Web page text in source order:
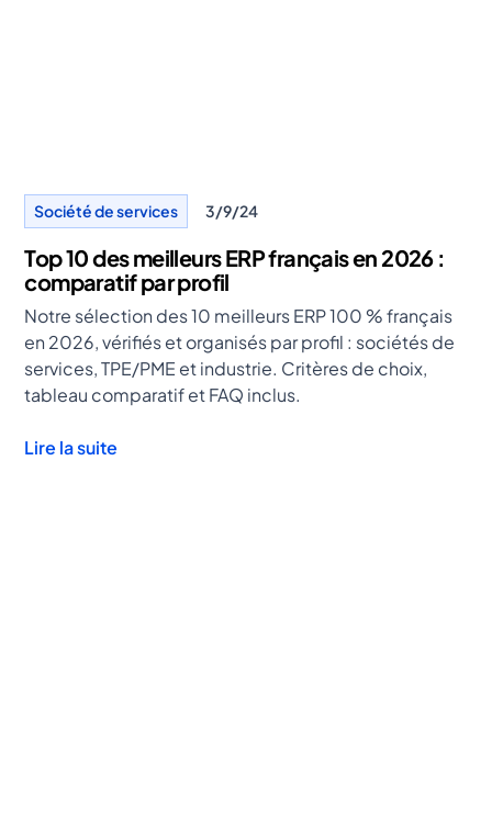
Société de services 3/9/24
Top 10 des meilleurs ERP français en 2026 :
comparatif par profil
Notre sélection des 10 meilleurs ERP 100 % français
en 2026, vérifiés et organisés par profil : sociétés de
services, TPE/PME et industrie. Critères de choix,
tableau comparatif et FAQ inclus.
Lire la suite